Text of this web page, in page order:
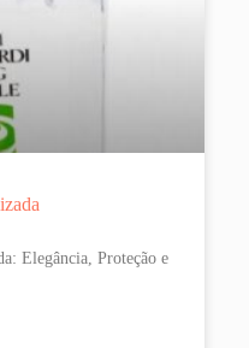
Elegância, Proteção e